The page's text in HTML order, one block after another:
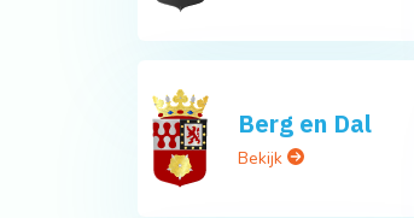
Berg en Dal
Bekijk